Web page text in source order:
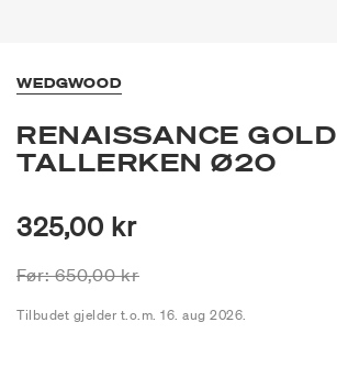
WEDGWOOD
RENAISSANCE GOLD
TALLERKEN Ø20
325,00 kr
Prisen er nedsatt fra
Før:650,00 krtil
Tilbudet gjelder t.o.m. 16. aug 2026.